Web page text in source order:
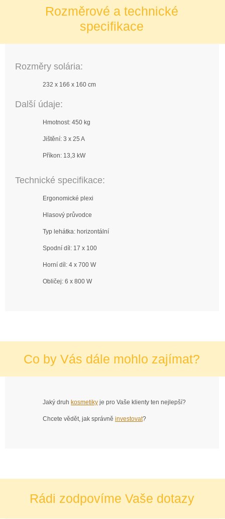
Rozměrové a technické
specifikace
Rozměry solária:
232 x 166 x 160 cm
Další údaje:
Hmotnost: 450 kg
Jištění: 3 x 25 A
Příkon: 13,3 kW
Technické specifikace:
Ergonomické plexi
Hlasový průvodce
Typ lehátka: horizontální
Spodní díl: 17 x 100
Horní díl: 4 x 700 W
Obličej: 6 x 800 W
Co by Vás dále mohlo zajímat?
Jaký druh kosmetiky je pro Vaše klienty ten nejlepší?
Chcete vědět, jak správně investovat?
Rádi zodpovíme Vaše dotazy